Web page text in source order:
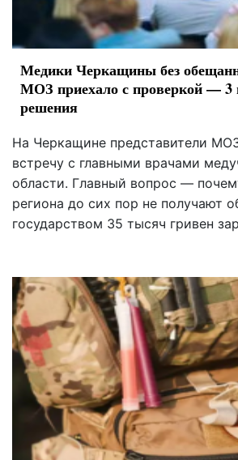
Медики Черкащины без
МОЗ приехало с проверкой — 3
решения
На Черкащине представители
встречу с главными врачами
области. Главный вопрос —
региона до сих пор не получают
государством 35 тысяч гривен